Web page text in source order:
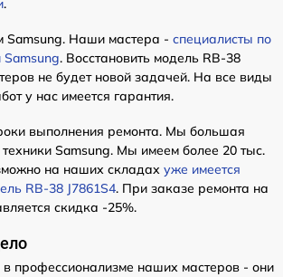
.
Samsung. Наши мастера - специалисты по
Samsung. Восстановить модель RB-38
не будет новой задачей. На все виды
у нас имеется гарантия.
выполнения ремонта. Мы большая
техники Samsung. Мы имеем более 20 тыс.
на наших складах уже имеется
RB-38 J7861S4. При заказе ремонта на
скидка -25%.
профессионализме наших мастеров - они